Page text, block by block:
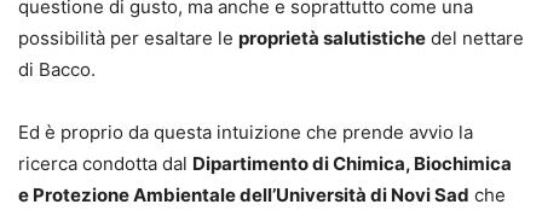
questione di gusto, ma anche e soprattutto come una
possibilità per esaltare le proprietà salutistiche del nettare
di Bacco.
Ed è proprio da questa intuizione che prende avvio la
ricerca condotta dal Dipartimento di Chimica, Biochimica
e Protezione Ambientale dell’Università di Novi Sad che